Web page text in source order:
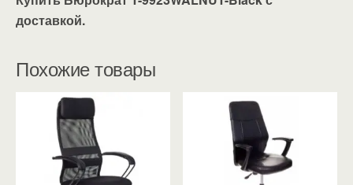
доставкой.
Похожие товары